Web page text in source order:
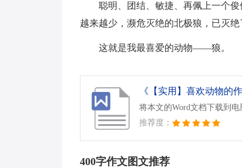
聪明、团结、敏捷、再佩上一个
越来越少，濒危灭绝的北极狼，已灭
这就是我最喜爱的动物——狼。
《【实用】喜欢动物的
将本文的Word文档下载到
推荐度：
400字作文图文推荐